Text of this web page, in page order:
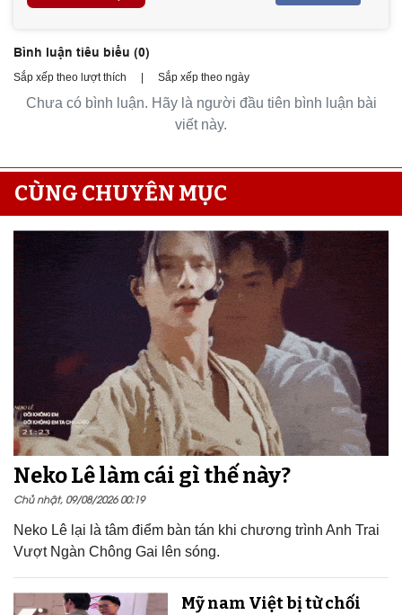
Bình luận tiêu biểu (0)
Sắp xếp theo lượt thích Sắp xếp theo ngày
Chưa có bình luận. Hãy là người đầu tiên bình luận bài
viết này.
CÙNG CHUYÊN MỤC
Neko Lê làm cái gì thế này?
Chủ nhật, 09/08/2026 00:19
Neko Lê lại là tâm điểm bàn tán khi chương trình Anh Trai
Vượt Ngàn Chông Gai lên sóng.
Mỹ nam Việt bị từ chối